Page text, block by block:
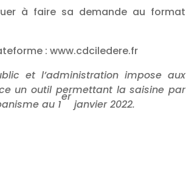
à faire sa demande au format
: www.cdciledere.fr
et l’administration impose aux
un outil permettant la saisine par
au 1
er
janvier 2022.